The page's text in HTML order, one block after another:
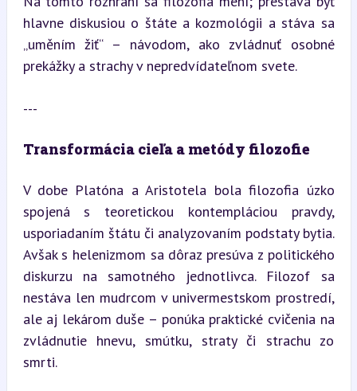
hlavne diskusiou o štáte a kozmológii a stáva sa
„uměním žiť“ – návodom, ako zvládnuť osobné
prekážky a strachy v nepredvídateľnom svete.
---
Transformácia cieľa a metódy filozofie
V dobe Platóna a Aristotela bola filozofia úzko
spojená s teoretickou kontempláciou pravdy,
usporiadaním štátu či analyzovaním podstaty bytia.
Avšak s helenizmom sa dôraz presúva z politického
diskurzu na samotného jednotlivca. Filozof sa
nestáva len mudrcom v univermestskom prostredí,
ale aj lekárom duše – ponúka praktické cvičenia na
zvládnutie hnevu, smútku, straty či strachu zo
smrti.